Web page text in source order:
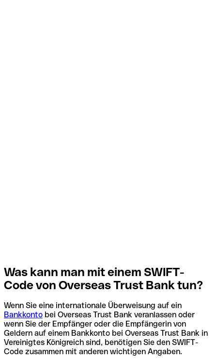
Was kann man mit einem SWIFT-
Code von Overseas Trust Bank tun?
Wenn Sie eine internationale Überweisung auf ein
Bankkonto bei Overseas Trust Bank veranlassen oder
wenn Sie der Empfänger oder die Empfängerin von
Geldern auf einem Bankkonto bei Overseas Trust Bank in
Vereinigtes Königreich sind, benötigen Sie den SWIFT-
Code zusammen mit anderen wichtigen Angaben.